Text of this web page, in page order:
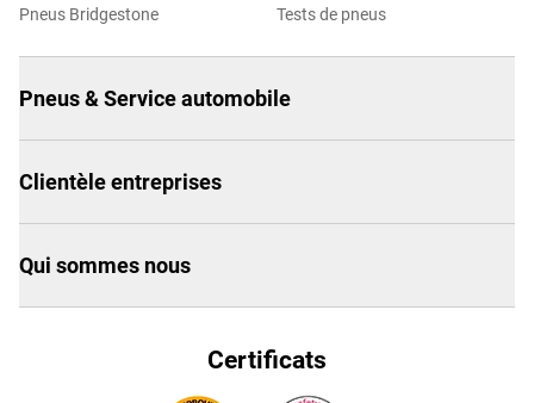
Pneus Bridgestone Tests de pneus
Pneus & Service automobile
Clientèle entreprises
Qui sommes nous
Certificats